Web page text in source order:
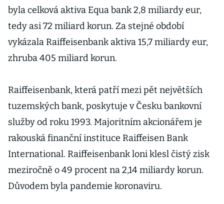
byla celková aktiva Equa bank 2,8 miliardy eur,
tedy asi 72 miliard korun. Za stejné období
vykázala Raiffeisenbank aktiva 15,7 miliardy eur,
zhruba 405 miliard korun.
Raiffeisenbank, která patří mezi pět největších
tuzemských bank, poskytuje v Česku bankovní
služby od roku 1993. Majoritním akcionářem je
rakouská finanční instituce Raiffeisen Bank
International. Raiffeisenbank loni klesl čistý zisk
meziročně o 49 procent na 2,14 miliardy korun.
Důvodem byla pandemie koronaviru.